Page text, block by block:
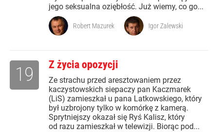
jego seksualna oziębłość. Już wiemy, co go...
Robert Mazurek Igor Zalewski
Z życia opozycji
Ze strachu przed aresztowaniem przez
kaczystowskich siepaczy pan Kaczmarek
(LiS) zamieszkał u pana Latkowskiego, który
był uzbrojony tylko w komórkę z kamerą.
Sprytniejszy okazał się Ryś Kalisz, który
od razu zamieszkał w telewizji. Biorąc pod...
19